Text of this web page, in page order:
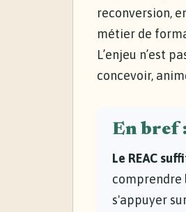
reconversion,
métier de
L’enjeu n’est
concevoir,
En bref
Le REAC
comprendre
s'appuyer